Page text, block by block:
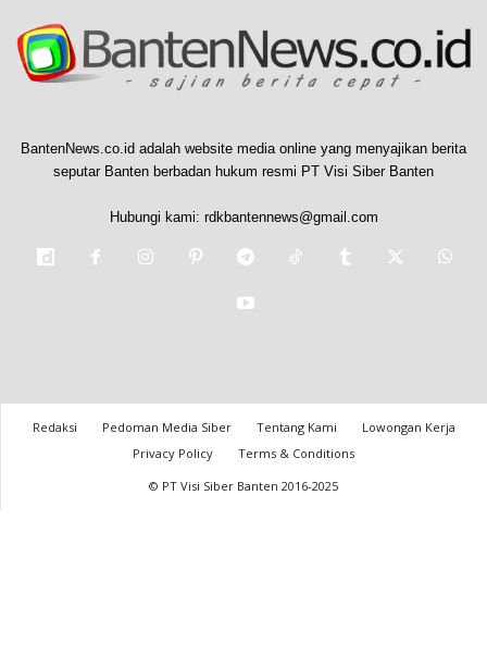
BantenNews.co.id adalah website media online yang menyajikan berita
seputar Banten berbadan hukum resmi PT Visi Siber Banten
Hubungi kami: rdkbantennews@gmail.com
Redaksi Pedoman Media Siber Tentang Kami
Lowongan Kerja
Privacy Policy
Terms & Conditions
© PT Visi Siber Banten 2016-2025